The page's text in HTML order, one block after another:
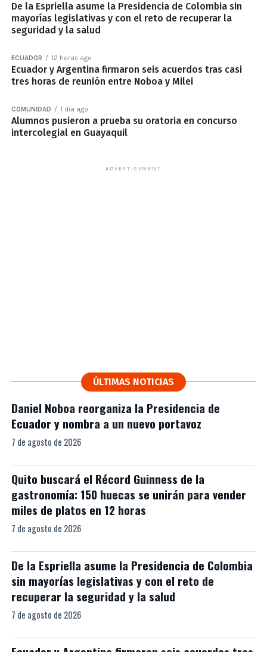
De la Espriella asume la Presidencia de Colombia sin
mayorías legislativas y con el reto de recuperar la
seguridad y la salud
ECUADOR 12 horas ago
Ecuador y Argentina firmaron seis acuerdos tras casi
tres horas de reunión entre Noboa y Milei
COMUNIDAD 1 día ago
Alumnos pusieron a prueba su oratoria en concurso
intercolegial en Guayaquil
ADVERTISEMENT
ÚLTIMAS NOTICIAS
Daniel Noboa reorganiza la Presidencia de
Ecuador y nombra a un nuevo portavoz
7 de agosto de 2026
Quito buscará el Récord Guinness de la
gastronomía: 150 huecas se unirán para vender
miles de platos en 12 horas
7 de agosto de 2026
De la Espriella asume la Presidencia de Colombia
sin mayorías legislativas y con el reto de
recuperar la seguridad y la salud
7 de agosto de 2026